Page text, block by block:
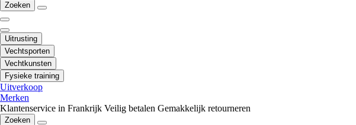
Zoeken
Uitrusting
Vechtsporten
Vechtkunsten
Fysieke training
Uitverkoop
Merken
Klantenservice in Frankrijk Veilig betalen Gemakkelijk retourneren
Zoeken